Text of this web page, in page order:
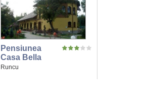
Pensiunea
Casa Bella
Runcu